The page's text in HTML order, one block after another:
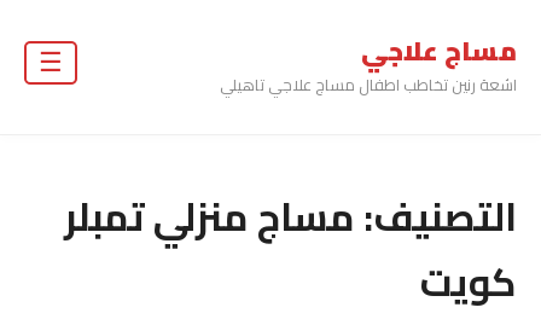
مساج علاجي
اشعة رنين تخاطب اطفال مساج علاجي تاهيلي
التصنيف:مساج منزلي تمبلر
كويت